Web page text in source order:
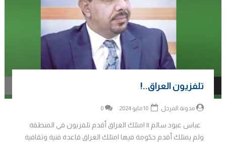
تلفزيون العراق..!
مدونة المرجل 0
عباس عبود سالم || امتلك العراق أقدم تلفزيون في المنطقة
ولم يمتلك أقدم حكومة فيها امتلك العراق قاعدة فنية وثقافية